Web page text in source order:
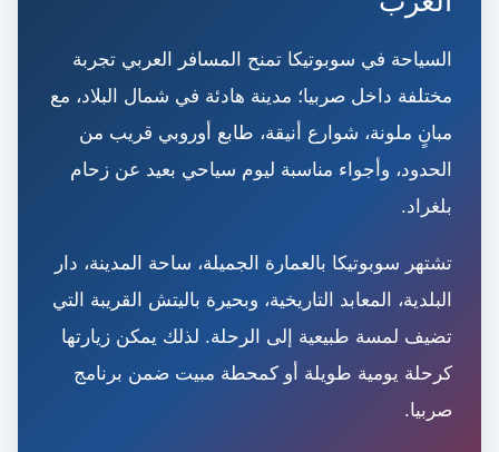
السياحة في سوبوتيكا تمنح المسافر العربي تجربة
مختلفة داخل صربيا؛ مدينة هادئة في شمال البلاد، مع
مبانٍ ملونة، شوارع أنيقة، طابع أوروبي قريب من
الحدود، وأجواء مناسبة ليوم سياحي بعيد عن زحام
بلغراد.
تشتهر سوبوتيكا بالعمارة الجميلة، ساحة المدينة، دار
البلدية، المعابد التاريخية، وبحيرة باليتش القريبة التي
تضيف لمسة طبيعية إلى الرحلة. لذلك يمكن زيارتها
كرحلة يومية طويلة أو كمحطة مبيت ضمن برنامج
صربيا.